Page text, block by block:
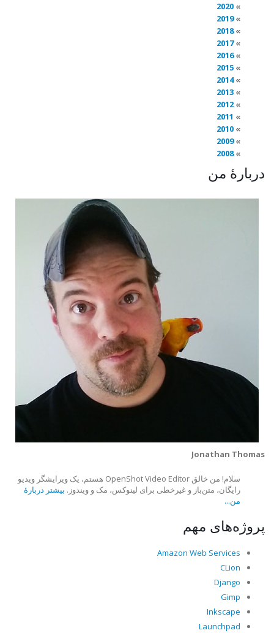
2020
2019
2018
2017
2016
2015
2014
2013
2012
2011
2010
2009
2008
دربارهٔ من
Jonathan Thomas
سلام! من خالق OpenShot Video Editor هستم، یک ویرایشگر ویدیو
رایگان، متن‌باز و غیرخطی برای لینوکس، مک و ویندوز. بیشتر دربارهٔ
من...
پروژه‌های مهم
Amazon Web Services
CLion
Django
Gimp
Inkscape
Launchpad